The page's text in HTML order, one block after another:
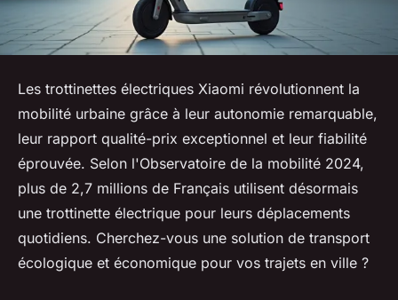
Les trottinettes électriques Xiaomi révolutionnent la
mobilité urbaine grâce à leur autonomie remarquable,
leur rapport qualité-prix exceptionnel et leur fiabilité
éprouvée. Selon l'Observatoire de la mobilité 2024,
plus de 2,7 millions de Français utilisent désormais
une trottinette électrique pour leurs déplacements
quotidiens. Cherchez-vous une solution de transport
écologique et économique pour vos trajets en ville ?